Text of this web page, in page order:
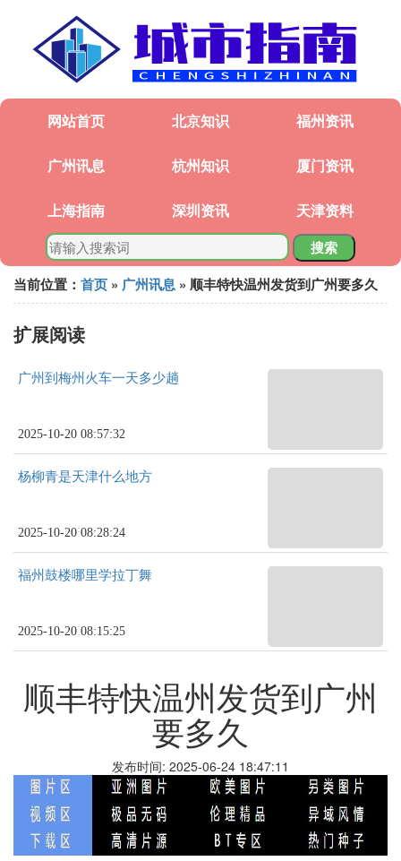
网站首页 北京知识 福州资讯
广州讯息 杭州知识 厦门资讯
上海指南 深圳资讯 天津资料
搜索
当前位置： 首页 » 广州讯息 » 顺丰特快温州发货到广州要多久
扩展阅读
广州到梅州火车一天多少趟
2025-10-20 08:57:32
杨柳青是天津什么地方
2025-10-20 08:28:24
福州鼓楼哪里学拉丁舞
2025-10-20 08:15:25
顺丰特快温州发货到广州
要多久
发布时间: 2025-06-24 18:47:11